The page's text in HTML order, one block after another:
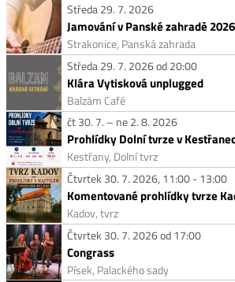
Středa 29. 7. 2026
Jamování v Panské zahradě 2026
Strakonice, Panská zahrada
Středa 29. 7. 2026 od 20:00
Klára Vytisková unplugged
Balzám Café
čt 30. 7. – ne 2. 8. 2026
Prohlídky Dolní tvrze v
Kestřany, Dolní tvrz
Čtvrtek 30. 7. 2026, 11:00 - 13:00
Komentované prohlídky tvrze
Kadov, tvrz
Čtvrtek 30. 7. 2026 od 17:00
Congrass
Písek, Palackého sady